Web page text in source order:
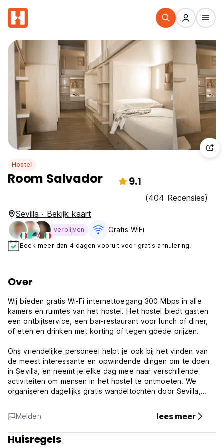
Hostel
Room Salvador 9.1
(404 Recensies)
Sevilla · Bekijk kaart
verblijven Gratis WiFi
Boek meer dan 4 dagen vooruit voor gratis annulering.
Over
Wij bieden gratis Wi-Fi internettoegang 300 Mbps in alle
kamers en ruimtes van het hostel. Het hostel biedt gasten
een ontbijtservice, een bar-restaurant voor lunch of diner,
of eten en drinken met korting of tegen goede prijzen.
Ons vriendelijke personeel helpt je ook bij het vinden van
de meest interessante en opwindende dingen om te doen
in Sevilla, en neemt je elke dag mee naar verschillende
activiteiten om mensen in het hostel te ontmoeten. We
organiseren dagelijks gratis wandeltochten door Sevilla,
stedelijk hostel in het centrum van Sevilla, in de meest
levendige en trendy wijk van dit moment. Evenals de
belangrijkste bezienswaardigheden en monumenten van
Sevilla.
Melden lees meer
Huisregels